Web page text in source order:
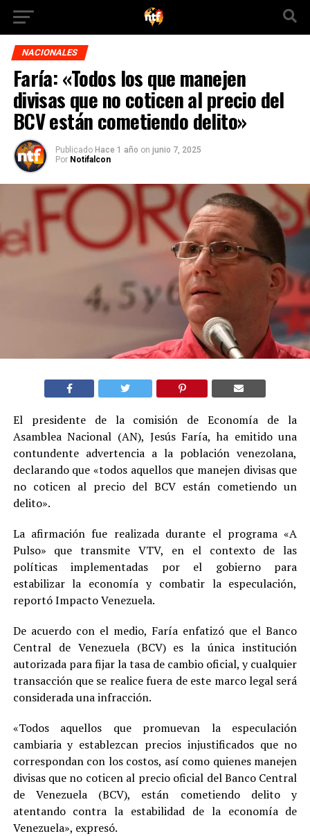
NACIONALES
Faría: «Todos los que manejen
divisas que no coticen al precio del
BCV están cometiendo delito»
Publicado Hace 1 año on junio 7, 2025
Por Notifalcon
El presidente de la comisión de Economía de la
Asamblea Nacional (AN), Jesús Faría, ha emitido una
contundente advertencia a la población venezolana,
declarando que «todos aquellos que manejen divisas que
no coticen al precio del BCV están cometiendo un
delito».
La afirmación fue realizada durante el programa «A
Pulso» que transmite VTV, en el contexto de las
políticas implementadas por el gobierno para
estabilizar la economía y combatir la especulación,
reportó Impacto Venezuela.
De acuerdo con el medio, Faría enfatizó que el Banco
Central de Venezuela (BCV) es la única institución
autorizada para fijar la tasa de cambio oficial, y cualquier
transacción que se realice fuera de este marco legal será
considerada una infracción.
«Todos aquellos que promuevan la especulación
cambiaria y establezcan precios injustificados que no
correspondan con los costos, así como quienes manejen
divisas que no coticen al precio oficial del Banco Central
de Venezuela (BCV), están cometiendo delito y
atentando contra la estabilidad de la economía de
Venezuela», expresó.